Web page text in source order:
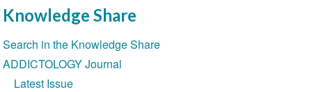
Knowledge Share
Seção
de
Navegação
Search in the Knowledge Share
ADDICTOLOGY Journal
Latest Issue